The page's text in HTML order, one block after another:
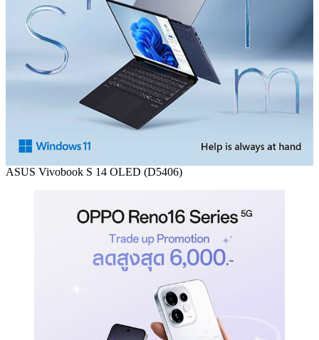
ASUS Vivobook S 14 OLED (D5406)